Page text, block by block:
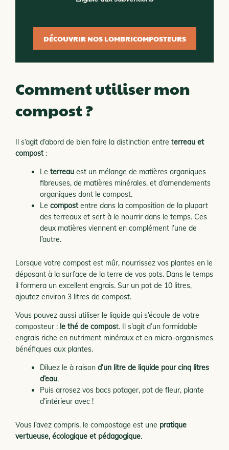
DÉCOUVRIR NOS LOMBRICOMPOSTEURS
Comment utiliser mon
compost ?
Il s’agit d’abord de bien faire la distinction entre terreau et
compost:
Le terreau est un mélange de matières organiques
fibreuses, de matières minérales, et d’amendements
organiques dont le compost.
Le compostentre dans la composition de la plupart
des terreaux et sert à le nourrir dans le temps. Ces
deux matières viennent en complément l’une de
l’autre.
Lorsque votre compost est mûr, nourrissez vos plantes en le
déposant à la surface de la terre de vos pots. Dans le temps
il formera un excellent engrais. Sur un pot de 10 litres,
ajoutez environ 3 litres de compost.
Vous pouvez aussi utiliser le liquide qui s’écoule de votre
composteur : le thé de compost. Il s’agit d’un formidable
engrais riche en nutriment minéraux et en micro-organismes
bénéfiques aux plantes.
Diluez le à raison d’un litre de liquide pour cinq litres
d’eau.
Puis arrosez vos bacs potager, pot de fleur, plante
d’intérieur avec !
Vous l’avez compris, le compostage est une pratique
vertueuse, écologique et pédagogique.